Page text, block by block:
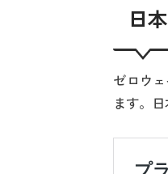
日
ゼロウ
ます。